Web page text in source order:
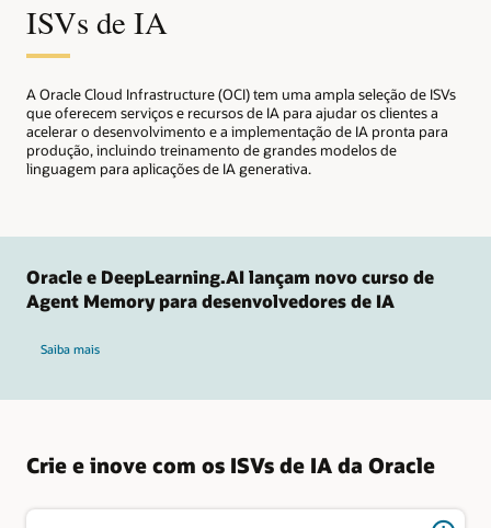
ISVs de IA
A Oracle Cloud Infrastructure (OCI) tem uma ampla seleção de ISVs
que oferecem serviços e recursos de IA para ajudar os clientes a
acelerar o desenvolvimento e a implementação de IA pronta para
produção, incluindo treinamento de grandes modelos de
linguagem para aplicações de IA generativa.
Oracle e DeepLearning.AI lançam novo curso de
Agent Memory para desenvolvedores de IA
Saiba mais
Crie e inove com os ISVs de IA da Oracle